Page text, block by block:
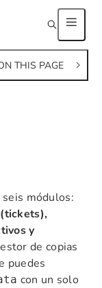
THIS PAGE
módulos:
y
de copias
puedes
con un solo